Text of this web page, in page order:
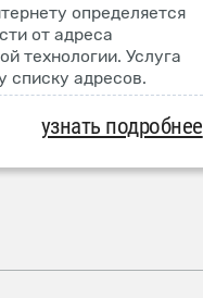
определяется
от адреса
технологии. Услуга
списку адресов.
узнать подробнее